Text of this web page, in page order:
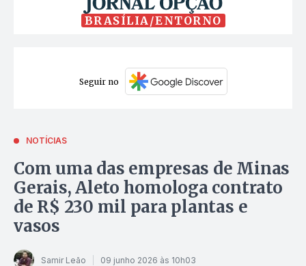
BRASÍLIA/ENTORNO
Seguir no
NOTÍCIAS
Com uma das empresas de Minas
Gerais, Aleto homologa contrato
de R$ 230 mil para plantas e
vasos
Samir Leão 09 junho 2026 às 10h03